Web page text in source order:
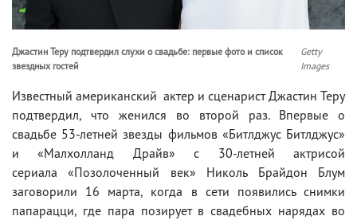
Джастин Теру подтвердил слухи о свадьбе: первые фото и список
звездных гостей
Getty
Images
Известный американский актер и сценарист Джастин Теру
подтвердил, что женился во второй раз. Впервые о
свадьбе 53-летней звезды фильмов «Битлджус Битлджус»
и «Малхолланд Драйв» с 30-летней актрисой
сериала «Позолоченный век» Николь Брайдон Блум
заговорили 16 марта, когда в сети появились снимки
папарацци, где пара позирует в свадебных нарядах во